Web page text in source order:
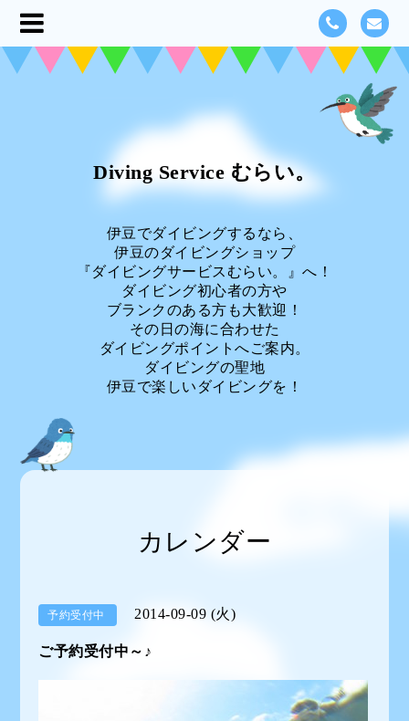
Diving Service むらい。
伊豆でダイビングするなら、
伊豆のダイビングショップ
『ダイビングサービスむらい。』へ！
ダイビング初心者の方や
ブランクのある方も大歓迎！
その日の海に合わせた
ダイビングポイントへご案内。
ダイビングの聖地
伊豆で楽しいダイビングを！
カレンダー
予約受付中 2014-09-09 (火)
ご予約受付中～♪